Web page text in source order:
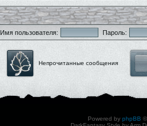
Имя пользователя: Пароль:
Непрочитанные сообщения
Powered by phpBB